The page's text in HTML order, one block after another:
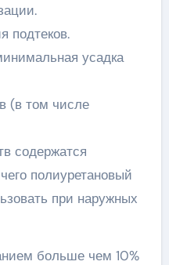
подтеков.
усадка
(в том числе
содержатся
полиуретановый
при наружных
больше чем 10%